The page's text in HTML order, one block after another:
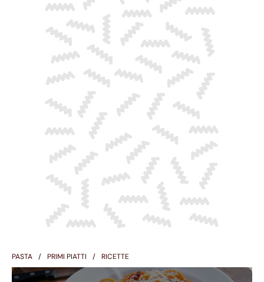
PASTA PRIMI PIATTI RICETTE